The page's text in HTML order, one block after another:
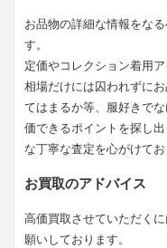
お品物の詳細な情報をな
す。
定価やコレクション着用
相場だけには囚われずに
てはまるか等、服好きで
価できるポイントを探し
な丁寧な査定を心がけてお
お買取のアドバイス
高価買取させていただく
願いしております。